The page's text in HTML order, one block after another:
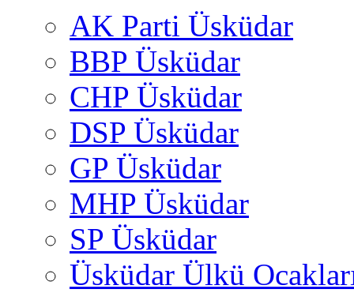
AK Parti Üsküdar
BBP Üsküdar
CHP Üsküdar
DSP Üsküdar
GP Üsküdar
MHP Üsküdar
SP Üsküdar
Üsküdar Ülkü